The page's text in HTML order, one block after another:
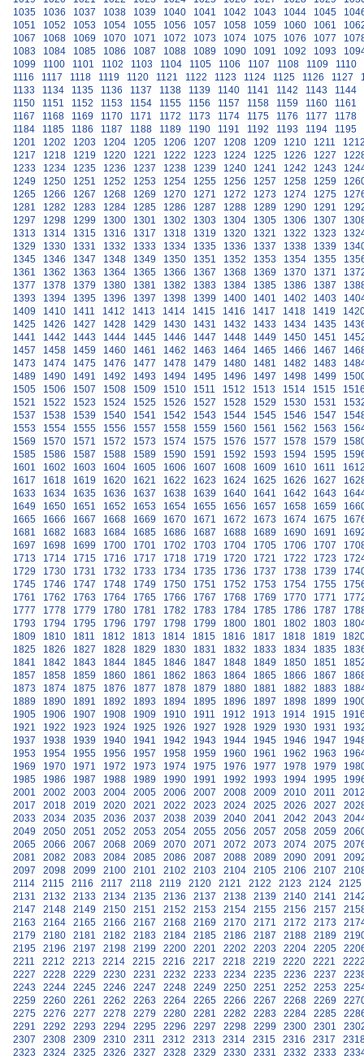
1035
1036 1037 1038 1039 1040 1041 1042 1043 1044 1045
1051
1052 1053 1054 1055 1056 1057 1058 1059 1060 1061
1067
1068 1069 1070 1071 1072 1073 1074 1075 1076 1077
1083
1084 1085 1086 1087 1088 1089 1090 1091 1092 1093
1099
1100 1101 1102 1103 1104 1105 1106 1107 1108 1109
1110
1116
1117 1118 1119 1120 1121 1122 1123 1124 1125 1126 1127
1133
1134 1135 1136 1137 1138 1139 1140 1141 1142 1143
1144
1150
1151 1152 1153 1154 1155 1156 1157 1158 1159 1160
1161
1167
1168 1169 1170 1171 1172 1173 1174 1175 1176 1177
1178
1184
1185 1186 1187 1188 1189 1190 1191 1192 1193 1194
1195
1201
1202 1203 1204 1205 1206 1207 1208 1209 1210 1211
1217
1218 1219 1220 1221 1222 1223 1224 1225 1226 1227
1233
1234 1235 1236 1237 1238 1239 1240 1241 1242 1243
1249
1250 1251 1252 1253 1254 1255 1256 1257 1258 1259
1265
1266 1267 1268 1269 1270 1271 1272 1273 1274 1275
1281
1282 1283 1284 1285 1286 1287 1288 1289 1290 1291
1297
1298 1299 1300 1301 1302 1303 1304 1305 1306 1307
1313
1314 1315 1316 1317 1318 1319 1320 1321 1322 1323
1329
1330 1331 1332 1333 1334 1335 1336 1337 1338 1339
1345
1346 1347 1348 1349 1350 1351 1352 1353 1354 1355
1361
1362 1363 1364 1365 1366 1367 1368 1369 1370 1371
1377
1378 1379 1380 1381 1382 1383 1384 1385 1386 1387
1393
1394 1395 1396 1397 1398 1399 1400 1401 1402 1403
1409
1410 1411 1412 1413 1414 1415 1416 1417 1418 1419
1425
1426 1427 1428 1429 1430 1431 1432 1433 1434 1435
1441
1442 1443 1444 1445 1446 1447 1448 1449 1450 1451
1457
1458 1459 1460 1461 1462 1463 1464 1465 1466 1467
1473
1474 1475 1476 1477 1478 1479 1480 1481 1482 1483
1489
1490 1491 1492 1493 1494 1495 1496 1497 1498 1499
1505
1506 1507 1508 1509 1510 1511 1512 1513 1514 1515
1521
1522 1523 1524 1525 1526 1527 1528 1529 1530 1531
1537
1538 1539 1540 1541 1542 1543 1544 1545 1546 1547
1553
1554 1555 1556 1557 1558 1559 1560 1561 1562 1563
1569
1570 1571 1572 1573 1574 1575 1576 1577 1578 1579
1585
1586 1587 1588 1589 1590 1591 1592 1593 1594 1595
1601
1602 1603 1604 1605 1606 1607 1608 1609 1610 1611
1617
1618 1619 1620 1621 1622 1623 1624 1625 1626 1627
1633
1634 1635 1636 1637 1638 1639 1640 1641 1642 1643
1649
1650 1651 1652 1653 1654 1655 1656 1657 1658 1659
1665
1666 1667 1668 1669 1670 1671 1672 1673 1674 1675
1681
1682 1683 1684 1685 1686 1687 1688 1689 1690 1691
1697
1698 1699 1700 1701 1702 1703 1704 1705 1706 1707
1713
1714 1715 1716 1717 1718 1719 1720 1721 1722 1723
1729
1730 1731 1732 1733 1734 1735 1736 1737 1738 1739
1745
1746 1747 1748 1749 1750 1751 1752 1753 1754 1755
1761
1762 1763 1764 1765 1766 1767 1768 1769 1770 1771
1777
1778 1779 1780 1781 1782 1783 1784 1785 1786 1787
1793
1794 1795 1796 1797 1798 1799 1800 1801 1802 1803
1809
1810 1811 1812 1813 1814 1815 1816 1817 1818 1819
1825
1826 1827 1828 1829 1830 1831 1832 1833 1834 1835
1841
1842 1843 1844 1845 1846 1847 1848 1849 1850 1851
1857
1858 1859 1860 1861 1862 1863 1864 1865 1866 1867
1873
1874 1875 1876 1877 1878 1879 1880 1881 1882 1883
1889
1890 1891 1892 1893 1894 1895 1896 1897 1898 1899
1905
1906 1907 1908 1909 1910 1911 1912 1913 1914 1915
1921
1922 1923 1924 1925 1926 1927 1928 1929 1930 1931
1937
1938 1939 1940 1941 1942 1943 1944 1945 1946 1947
1953
1954 1955 1956 1957 1958 1959 1960 1961 1962 1963
1969
1970 1971 1972 1973 1974 1975 1976 1977 1978 1979
1985
1986 1987 1988 1989 1990 1991 1992 1993 1994 1995
2001
2002 2003 2004 2005 2006 2007 2008 2009 2010 2011
2017
2018 2019 2020 2021 2022 2023 2024 2025 2026 2027
2033
2034 2035 2036 2037 2038 2039 2040 2041 2042 2043
2049
2050 2051 2052 2053 2054 2055 2056 2057 2058 2059
2065
2066 2067 2068 2069 2070 2071 2072 2073 2074 2075
2081
2082 2083 2084 2085 2086 2087 2088 2089 2090 2091
2097
2098 2099 2100 2101 2102 2103 2104 2105 2106 2107
2114
2115 2116 2117 2118 2119 2120 2121 2122 2123 2124
2125
2131
2132 2133 2134 2135 2136 2137 2138 2139 2140 2141
2147
2148 2149 2150 2151 2152 2153 2154 2155 2156 2157
2163
2164 2165 2166 2167 2168 2169 2170 2171 2172 2173
2179
2180 2181 2182 2183 2184 2185 2186 2187 2188 2189
2195
2196 2197 2198 2199 2200 2201 2202 2203 2204 2205
2211
2212 2213 2214 2215 2216 2217 2218 2219 2220 2221
2227
2228 2229 2230 2231 2232 2233 2234 2235 2236 2237
2243
2244 2245 2246 2247 2248 2249 2250 2251 2252 2253
2259
2260 2261 2262 2263 2264 2265 2266 2267 2268 2269
2275
2276 2277 2278 2279 2280 2281 2282 2283 2284 2285
2291
2292 2293 2294 2295 2296 2297 2298 2299 2300 2301
2307
2308 2309 2310 2311 2312 2313 2314 2315 2316 2317
2323
2324 2325 2326 2327 2328 2329 2330 2331 2332 2333